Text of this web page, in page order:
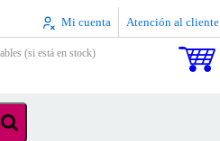
Mi cuenta Atención al cliente
(si está en stock)